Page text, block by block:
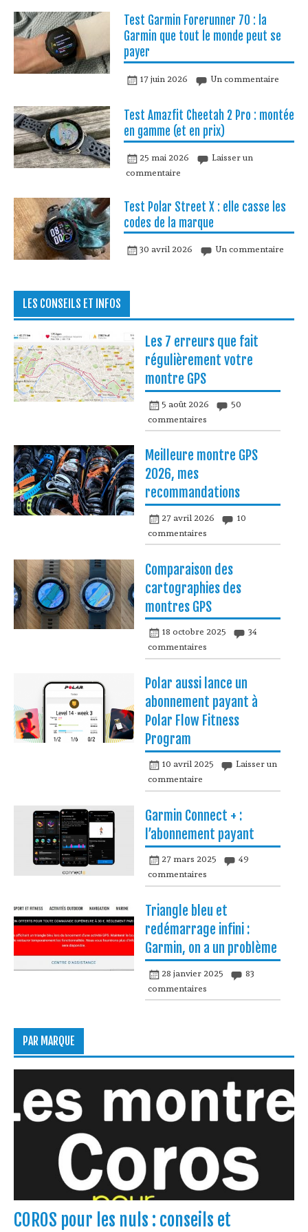
Test Garmin Forerunner 70 : la
Garmin que tout le monde peut se
payer
17 juin 2026 Un commentaire
Test Amazfit Cheetah 2 Pro : montée
en gamme (et en prix)
25 mai 2026
Laisser un
commentaire
Test Polar Street X : elle casse les
codes de la marque
30 avril 2026 Un commentaire
LES CONSEILS ET INFOS
Les 7 erreurs que fait
régulièrement votre
montre GPS
5 août 2026
50
commentaires
Meilleure montre GPS
2026, mes
recommandations
27 avril 2026
10
commentaires
Comparaison des
cartographies des
montres GPS
18 octobre 2025
34
commentaires
Polar aussi lance un
abonnement payant à
Polar Flow Fitness
Program
10 avril 2025
Laisser un
commentaire
Garmin Connect + :
l’abonnement payant
27 mars 2025
49
commentaires
Triangle bleu et
redémarrage infini :
Garmin, on a un problème
28 janvier 2025
83
commentaires
PAR MARQUE
COROS pour les nuls : conseils et